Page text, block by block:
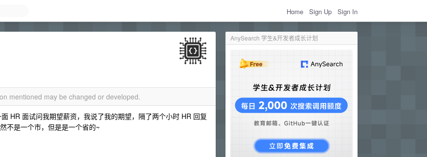
Home Sign Up Sign In
AnySearch 学生&开发者成长计划
mentioned may be changed or developed.
HR 面试问我期望薪资，我说了我的期望，隔了两个小时 HR 回复
不是一个市，但是是一个省的~